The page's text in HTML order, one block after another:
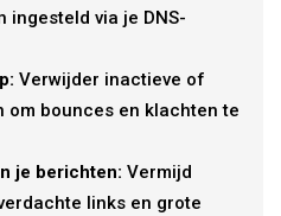
ingesteld via je DNS-
Verwijder inactieve of
om bounces en klachten te
je berichten: Vermijd
links en grote